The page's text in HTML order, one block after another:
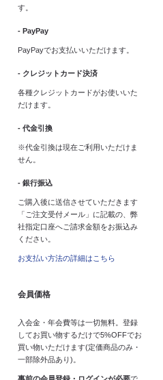
す。
- PayPay
PayPayでお支払いいただけます。
- クレジットカード決済
各種クレジットカードがお使いいた
だけます。
- 代金引換
※代金引換は現在ご利用いただけま
せん。
- 銀行振込
ご購入後に送信させていただきます
「ご注文受付メール」に記載の、弊
社指定口座へご請求金額をお振込み
ください。
お支払い方法の詳細はこちら
会員価格
入会金・年会費等は一切無料。登録
してお買い物するだけで5%OFFでお
買い物いただけます(定価商品のみ・
一部除外品あり)。